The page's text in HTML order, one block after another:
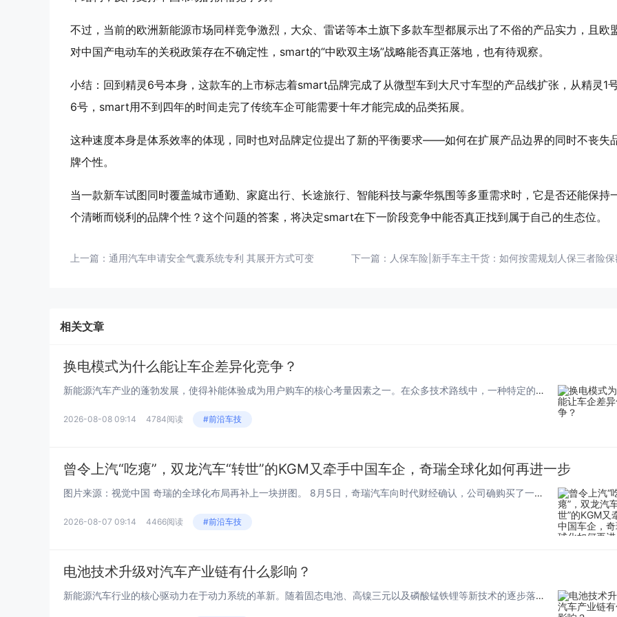
不过，当前的欧洲新能源市场同样竞争激烈，大众、雷诺等本土旗下多款车型都展示出了不俗的产品实力，且欧
对中国产电动车的关税政策存在不确定性，smart的“中欧双主场”战略能否真正落地，也有待观察。
小结：回到精灵6号本身，这款车的上市标志着smart品牌完成了从微型车到大尺寸车型的产品线扩张，从精灵1
6号，smart用不到四年的时间走完了传统车企可能需要十年才能完成的品类拓展。
这种速度本身是体系效率的体现，同时也对品牌定位提出了新的平衡要求——如何在扩展产品边界的同时不丧失
牌个性。
当一款新车试图同时覆盖城市通勤、家庭出行、长途旅行、智能科技与豪华氛围等多重需求时，它是否还能保持
个清晰而锐利的品牌个性？这个问题的答案，将决定smart在下一阶段竞争中能否真正找到属于自己的生态位。
上一篇： 通用汽车申请安全气囊系统专利 其展开方式可变 下一篇： 人保车险|新手车主干货：如何按需规划人保三者险保
相关文章
换电模式为什么能让车企差异化竞争？
新能源汽车产业的蓬勃发展，使得补能体验成为用户购车的核心考量因素之一。在众多技术路线中，一种特定的能源补充方案正逐渐成为...
2026-08-08 09:14 4784阅读 #前沿车技
曾令上汽“吃瘪”，双龙汽车“转世”的KGM又牵手中国车企，奇瑞全球化如何再进一步
图片来源：视觉中国 奇瑞的全球化布局再补上一块拼图。 8月5日，奇瑞汽车向时代财经确认，公司确购买了一定数量的可转换债...
2026-08-07 09:14 4466阅读 #前沿车技
电池技术升级对汽车产业链有什么影响？
新能源汽车行业的核心驱动力在于动力系统的革新。随着固态电池、高镍三元以及磷酸锰铁锂等新技术的逐步落地，整个汽车制造体系正...